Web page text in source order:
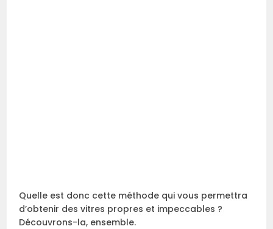
Quelle est donc cette méthode qui vous permettra
d’obtenir des vitres propres et impeccables ?
Découvrons-la, ensemble.